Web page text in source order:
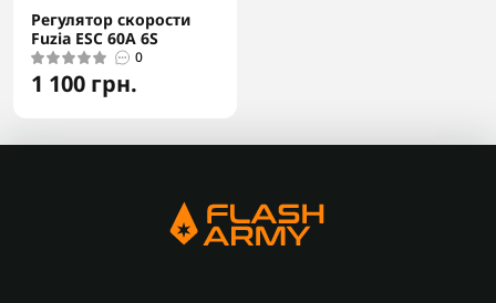
Регулятор скорости
Fuzia ESC 60A 6S
0
1 100 грн.